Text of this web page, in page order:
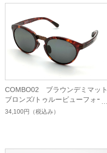
COMBO02 ブラウンデミマット
ブロンズ/トゥルービューフォー
カスハードマルチシングルコー
34,100円 （税込み）